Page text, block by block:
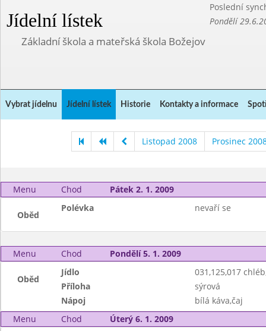
Jídelní lístek
Poslední
Pondělí
Základní škola a mateřská škola Božejov
Vybrat jídelnu Jídelní lístek Historie Kontakty a informace
Listopad 2008 Prosinec
Menu Chod Pátek 2. 1. 2009
Oběd
Polévka nevaří se
Menu Chod Pondělí 5. 1. 2009
Oběd
Jídlo
031,125,017
Příloha
sýrová
Nápoj
bílá káva,čaj
Menu
Chod Úterý 6. 1. 2009